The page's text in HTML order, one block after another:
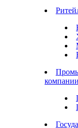
компании